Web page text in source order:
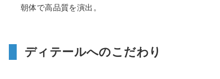
朝体で高品質を演出。
ディテールへのこだわり